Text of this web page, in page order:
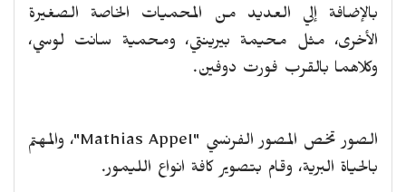
بالإضافة إلي العديد من المحميات الخاصة الصغيرة
الأخرى، مثل محيمة بيرينتي، ومحمية سانت لوسي،
وكلاهما بالقرب فورت دوفين.
الصور تخص المصور الفرنسي "Mathias Appel"، والمهتم
بالحياة البرية، وقام بتصوير كافة انواع الليمور.